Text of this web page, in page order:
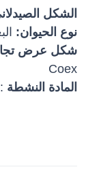
الشكل
نوع الحيوان:
شكل عرض
Coex
المادة النشطة : 50 جم/لتر ديلتاميترين